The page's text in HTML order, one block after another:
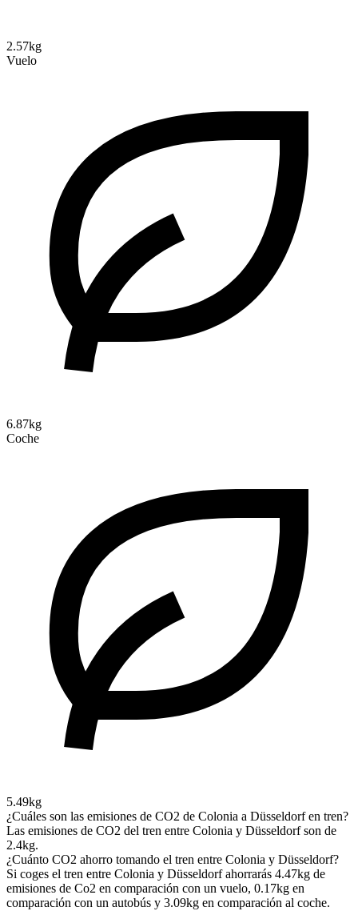
2.57kg
Vuelo
6.87kg
Coche
5.49kg
¿Cuáles son las emisiones de CO2 de Colonia a Düsseldorf en tren?
Las emisiones de CO2 del tren entre Colonia y Düsseldorf son de
2.4kg.
¿Cuánto CO2 ahorro tomando el tren entre Colonia y Düsseldorf?
Si coges el tren entre Colonia y Düsseldorf ahorrarás 4.47kg de
emisiones de Co2 en comparación con un vuelo, 0.17kg en
comparación con un autobús y 3.09kg en comparación al coche.